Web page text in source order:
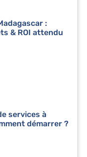
:
& ROI attendu
services à
démarrer ?